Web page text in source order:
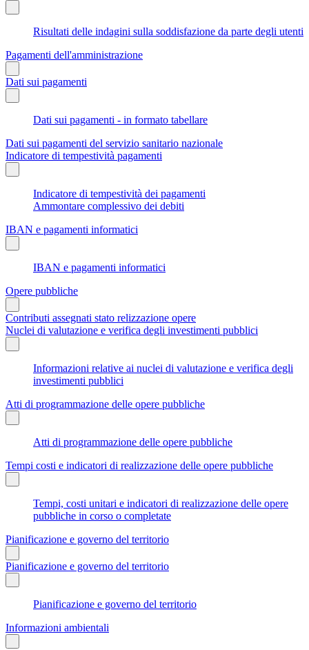
Risultati delle indagini sulla soddisfazione da parte degli utenti
Pagamenti dell'amministrazione
Dati sui pagamenti
Dati sui pagamenti - in formato tabellare
Dati sui pagamenti del servizio sanitario nazionale
Indicatore di tempestività pagamenti
Indicatore di tempestività dei pagamenti
Ammontare complessivo dei debiti
IBAN e pagamenti informatici
IBAN e pagamenti informatici
Opere pubbliche
Contributi assegnati stato relizzazione opere
Nuclei di valutazione e verifica degli investimenti pubblici
Informazioni relative ai nuclei di valutazione e verifica degli
investimenti pubblici
Atti di programmazione delle opere pubbliche
Atti di programmazione delle opere pubbliche
Tempi costi e indicatori di realizzazione delle opere pubbliche
Tempi, costi unitari e indicatori di realizzazione delle opere
pubbliche in corso o completate
Pianificazione e governo del territorio
Pianificazione e governo del territorio
Pianificazione e governo del territorio
Informazioni ambientali